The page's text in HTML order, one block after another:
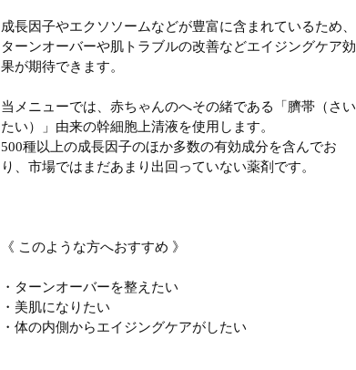
成長因子やエクソソームなどが豊富に含まれているため、
ターンオーバーや肌トラブルの改善などエイジングケア効
果が期待できます。
当メニューでは、赤ちゃんのへその緒である「臍帯（さい
たい）」由来の幹細胞上清液を使用します。
500種以上の成長因子のほか多数の有効成分を含んでお
り、市場ではまだあまり出回っていない薬剤です。
《 このような方へおすすめ 》
・ターンオーバーを整えたい
・美肌になりたい
・体の内側からエイジングケアがしたい